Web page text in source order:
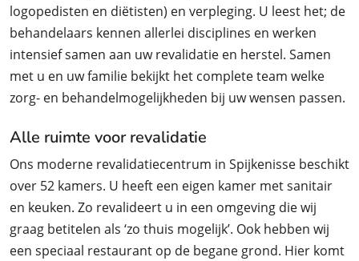
logopedisten en diëtisten) en verpleging. U leest het; de
behandelaars kennen allerlei disciplines en werken
intensief samen aan uw revalidatie en herstel. Samen
met u en uw familie bekijkt het complete team welke
zorg- en behandelmogelijkheden bij uw wensen passen.
Alle ruimte voor revalidatie
Ons moderne revalidatiecentrum in Spijkenisse beschikt
over 52 kamers. U heeft een eigen kamer met sanitair
en keuken. Zo revalideert u in een omgeving die wij
graag betitelen als ‘zo thuis mogelijk’. Ook hebben wij
een speciaal restaurant op de begane grond. Hier komt